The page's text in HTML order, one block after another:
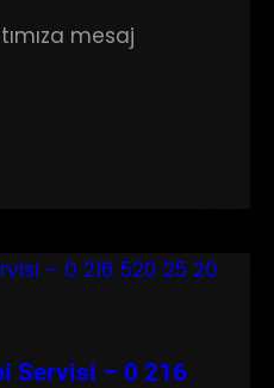
mesaj
Servisi – 0 216